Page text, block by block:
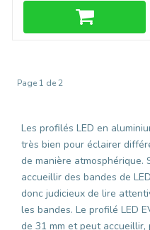
Page 1 de 2
Les profilés LED en
très bien pour éclairer
de manière atmosphérique.
accueillir des bandes de
donc judicieux de lire
les bandes. Le profilé LED
de 31 mm et peut